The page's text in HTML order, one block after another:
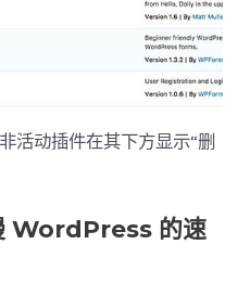
活动插件在其下方显示“删
WordPress 的速